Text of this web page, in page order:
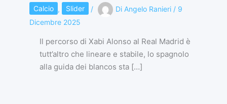
Calcio , Slider / Di Angelo Ranieri / 9
Dicembre 2025
Il percorso di Xabi Alonso al Real Madrid è
tutt’altro che lineare e stabile, lo spagnolo
alla guida dei blancos sta […]